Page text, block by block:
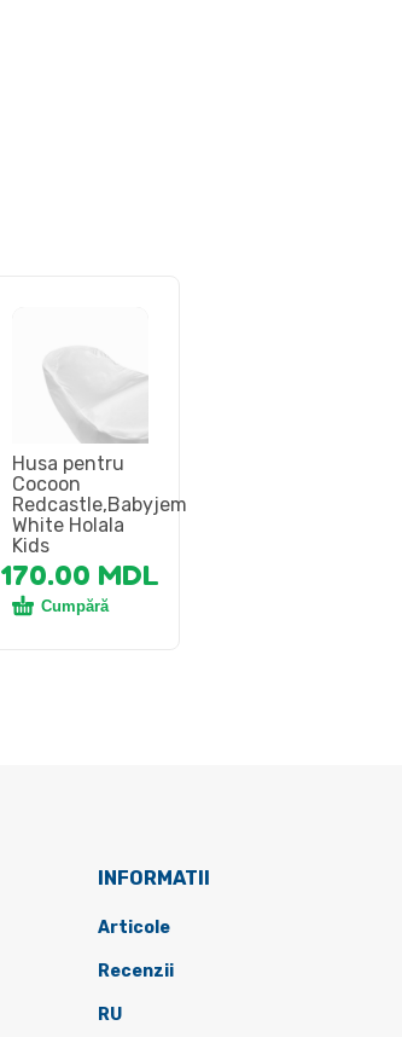
Husa pentru
Cocoon
Redcastle,Babyjem
White Holala
Kids
170.00 MDL
Cumpără
INFORMATII
Articole
Recenzii
RU